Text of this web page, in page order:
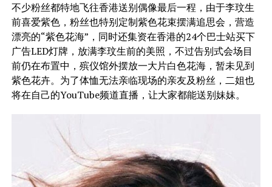
不少粉丝都特地飞往香港送别偶像最后一程，由于李玟生
前喜爱紫色，粉丝也特别定制紫色花束摆满追思会，营造
漂亮的“紫色花海”，同时还集资在香港的24个巴士站买下
广告LED灯牌，放满李玟生前的美照，不过告别式会场目
前仍在布置中，殡仪馆外摆放一大片白色花海，暂未见到
紫色花卉。为了体恤无法亲临现场的亲友及粉丝，二姐也
将在自己的YouTube频道直播，让大家都能送别妹妹。